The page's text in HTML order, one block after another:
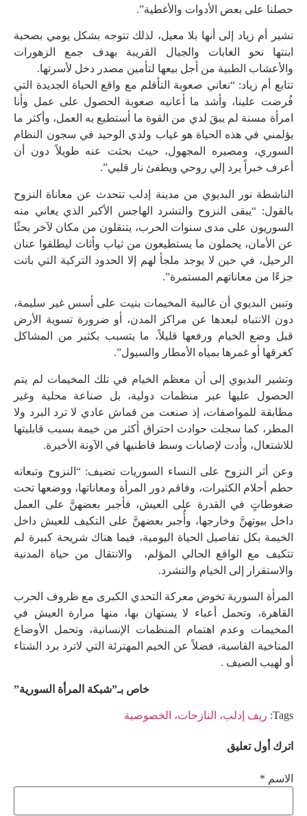
حصلنا على بعض ﺍﻷﺩﻭﺍﺕ ﻭﺍﻷﻏﻄﻴﺔ”.
تشير أم زياد إلى أنها بلا معيل، لذلك ﺗﺘﻮﺟﻪ ﺑﺸﻜﻞ ﻳﻮﻣﻲ ﺑﺼﺤﺒﺔ
ابنتها ﻧﺤﻮ ﺍﻟﻐﺎﺑﺎﺕ ﻭﺍﻟﺠﺒﺎﻝ ﺍﻟﻘﺮﻳﺒﺔ ﺑﻬﺪﻑ ﺟﻤﻊ ﺍﻟﺰﻫﻮﺭﺍﺕ
ﻭﺍﻷﻋﺸﺎﺏ ﺍﻟﻄﺒﻴﺔ ﻣﻦ ﺃﺟﻞ بيعها ﻟﺘﺄﻣﻴﻦ ﻣﺼﺪﺭ ﺩﺧﻞ ﻷﺳﺮﺗﻬﺎ.
تتابع أم زياد: “نعاﻧﻲ ﺻﻌﻮﺑﺔ ﺍﻟﺘﺄﻗﻠﻢ ﻣﻊ ﻭﺍﻗﻊ ﺍﻟﺤﻴﺎﺓ ﺍﻟﺠﺪﻳﺪﺓ ﺍﻟﺘﻲ
ﻓُﺮﺿﺖ ﻋﻠﻴﻨﺎ، ﻭﺃﺷﺪ ﻣﺎ ﺃﻋﺎﻧﻴﻪ ﺻﻌﻮﺑﺔ ﺍﻟﺤﺼﻮﻝ ﻋﻠﻰ ﻋﻤﻞ ﻭﺃﻧﺎ
ﺍﻣﺮﺃﺓ ﻣﺴﻨﺔ ﻟﻢ ﻳﺒﻖَ ﻟﺪﻱ ﻣﻦ ﺍﻟﻘﻮﺓ ﻣﺎ ﺃﺳﺘﻄﻴﻊ ﺑﻪ ﺍﻟﻌﻤﻞ، وأكثر ما
يؤلمني في هذه الحياة هو غياب ولدي الوحيد في سجون النظام
السوري، ومصيره المجهول، حيث بحثت عنه طويلاً دون أن
أعرف خبراً يرد إلي روحي ويطفئ نار قلبي”.
الناشطة نور البديوي من مدينة إدلب تتحدث عن معاناة النزوح
بالقول: “ﻳﺒﻘﻰ ﺍﻟﻨﺰﻭﺡ ﻭﺍﻟﺘﺸﺮﺩ ﺍلهاجس الأكبر ﺍﻟﺬﻱ ﻳﻌﺎﻧﻲ ﻣﻨﻪ
ﺍﻟﺴﻮﺭﻳﻮﻥ ﻋﻠﻰ ﻣﺪﻯ ﺳﻨﻮﺍﺕ ﺍلحرب، ﻳﺘﻨﻘﻠﻮﻥ ﻣﻦ ﻣﻜﺎﻥ ﻵﺧﺮ ﺑﺤﺜًﺎ
ﻋﻦ ﺍلأمان، ﻳﺤﻤﻠﻮﻥ ﻣﺎ ﻳﺴﺘﻄﻴﻌﻮﻥ ﻣﻦ ﺛﻴﺎﺏ ﻭﺃﺛﺎﺙ ﻟﻴﻄﻠﻘﻮﺍ ﻋﻨﺎﻥ
ﺍﻟﺮحيل، ﻓﻲ ﺣﻴﻦ ﻻ ﻳﻮﺟﺪ ﻣﻠﺠﺄ ﻟﻬﻢ ﺇﻻ ﺍﻟﺤﺪﻭﺩ التركية ﺍﻟﺘﻲ ﺑﺎﺗﺖ
ﺟﺰﺀًﺍ ﻣﻦ ﻣﻌﺎﻧﺎﺗﻬﻢ ﺍﻟﻤﺴﺘﻤﺮﺓ”.
وتبين البديوي أن ﻏﺎﻟﺒﻴﺔ ﺍﻟﻤﺨﻴﻤﺎﺕ بنيت ﻋﻠﻰ ﺃﺳﺲ ﻏﻴﺮ ﺳﻠﻴﻤﺔ،
ﺩﻭﻥ ﺍﻻﻧﺘﺒﺎﻩ ﻟﺒﻌﺪﻫﺎ ﻋﻦ ﻣﺮﺍﻛﺰ ﺍﻟﻤﺪﻥ، ﺃﻭ ﺿﺮﻭﺭﺓ ﺗﺴﻮﻳﺔ ﺍﻷﺭﺽ
ﻗﺒﻞ ﻭﺿﻊ ﺍﻟﺨﻴﺎﻡ ﻭﺭﻓﻌﻬﺎ ﻗﻠﻴﻼً، ﻣﺎ ﻳﺘﺴﺒﺐ ﺑﻜﺜﻴﺮ ﻣﻦ ﺍﻟﻤﺸﺎﻛﻞ
ﻛﻐﺮﻗﻬﺎ ﺃﻭ ﻏﻤﺮﻫﺎ ﺑﻤﻴﺎﻩ ﺍﻷﻣﻄﺎﺭ ﻭﺍﻟﺴﻴﻮﻝ”.
وتشير البديوي ﺇﻟﻰ ﺃﻥ ﻣﻌﻈﻢ ﺍﻟﺨﻴﺎﻡ ﻓﻲ ﺗﻠﻚ ﺍﻟﻤﺨﻴﻤﺎﺕ ﻟﻢ يتم
الحصول عليها ﻋﺒﺮ ﻣﻨﻈﻤﺎﺕ ﺩﻭﻟﻴﺔ، ﺑﻞ ﺻﻨﺎﻋﺔ ﻣﺤﻠﻴﺔ ﻭﻏﻴﺮ
ﻣﻄﺎﺑﻘﺔ ﻟﻠﻤﻮﺍﺻﻔﺎﺕ، ﺇﺫ ﺻﻨﻌﺖ ﻣﻦ ﻗﻤﺎﺵ ﻋﺎﺩﻱ ﻻ ﺗﺮﺩ ﺍﻟﺒﺮﺩ ﻭﻻ
ﺍﻟﻤﻄﺮ، كما ﺳﺠﻠﺖ ﺣﻮﺍﺩﺙ ﺍﺣﺘﺮﺍﻕ ﺃﻛﺜﺮ ﻣﻦ ﺧﻴﻤﺔ ﺑﺴﺒﺐ ﻗﺎﺑﻠﻴﺘﻬﺎ
ﻟﻼﺷﺘﻌﺎﻝ، ﻭﺃﺩﺕ ﻹﺻﺎﺑﺎﺕ ﻭﺳﻂ ﻗﺎﻃﻨﻴﻬﺎ ﻓﻲ ﺍلآونة الأخيرة.
وعن أثر النزوح على النساء السوريات تضيف: “ﺍﻟﻨﺰﻭﺡ ﻭﺗﺒﻌﺎﺗﻪ
حطم أحلام الكثيرات، وﻓﺎﻗﻢ ﺩﻭﺭ ﺍﻟﻤﺮﺃﺓ ﻭﻣﻌﺎﻧﺎﺗﻬﺎ، ﻭﻭﺿﻌﻬﺎ ﺗﺤﺖ
ﺿﻐﻮﻃﺎﺕٍ ﻓﻲ ﺍﻟﻘﺪﺭﺓ ﻋﻠﻰ ﺍﻟﻌﻴﺶ، ﻓﺄﺟﺒﺮ ﺑﻌﻀﻬﻦَّ ﻋﻠﻰ ﺍﻟﻌﻤﻞ
ﺩﺍﺧﻞ ﺑﻴﻮﺗﻬﻦَّ ﻭﺧﺎﺭﺟﻬﺎ، ﻭﺃُﺟﺒﺮ ﺑﻌﻀﻬﻦَّ ﻋﻠﻰ ﺍﻟﺘﻜﻴﻒ ﻟﻠﻌﻴﺶ ﺩﺍﺧﻞ
ﺍﻟﺨﻴﻤﺔ ﺑﻜﻞ ﺗﻔﺎﺻﻴﻞ ﺍﻟﺤﻴﺎﺓ ﺍﻟﻴﻮﻣﻴﺔ، ﻓﻴﻤﺎ ﻫﻨﺎﻙ ﺷﺮﻳﺤﺔ ﻛﺒﻴﺮﺓ ﻟﻢ
ﺗﺘﻜﻴﻒ ﻣﻊ ﺍﻟﻮﺍﻗﻊ ﺍﻟﺤﺎﻟﻲ ﺍﻟﻤﺆلم، واﻻﻧﺘﻘﺎﻝ ﻣﻦ ﺣﻴﺎﺓ ﺍﻟﻤﺪﻧﻴﺔ
ﻭﺍﻻﺳﺘﻘﺮﺍﺭ ﺇﻟﻰ ﺍﻟﺨﻴﺎﻡ ﻭﺍﻟﺘﺸﺮﺩ.
ﺍﻟﻤﺮﺃﺓ ﺍﻟﺴﻮﺭﻳﺔ ﺗﺨﻮﺽ ﻣﻌﺮﻛﺔ ﺍﻟﺘﺤﺪﻱ ﺍﻟﻜﺒﺮﻯ ﻣﻊ ﻇﺮﻭﻑ الحرب
القاﻫﺮﺓ، وتحمل أعباء لا يستهان بها، منها ﻣﺮﺍﺭﺓ ﺍﻟﻌﻴﺶ ﻓﻲ
ﺍﻟﻤﺨﻴﻤﺎﺕ ﻭﻋﺪﻡ ﺍﻫﺘﻤﺎﻡ ﺍﻟﻤﻨﻈﻤﺎﺕ ﺍﻹﻧﺴﺎﻧﻴﺔ، وتحمل ﺍﻷﻭﺿﺎﻉ
ﺍﻟﻤﻨﺎﺧﻴﺔ ﺍﻟﻘﺎﺳﻴﺔ، فضلاً ﻋﻦ ﺍﻟﺨﻴﻢ ﺍﻟﻤﻬﺘﺮﺋﺔ ﺍﻟﺘﻲ لاترد برد الشتاء
أو لهيب الصيف .
خاص بـ”شبكة المرأة السورية”
Tags: ريف إدلب، النازحات، الخصوصية
اترك أول تعليق
الاسم *